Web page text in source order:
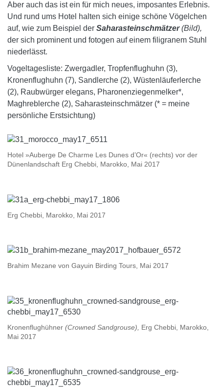
Aber auch das ist ein für mich neues, imposantes Erlebnis.
Und rund ums Hotel halten sich einige schöne Vögelchen
auf, wie zum Beispiel der Saharasteinschmätzer(Bild),
der sich prominent und fotogen auf einem filigranem Stuhl
niederlässt.
Vogeltagesliste: Zwergadler, Tropfenflughuhn (3),
Kronenflughuhn (7), Sandlerche (2), Wüstenläuferlerche
(2), Raubwürger elegans, Pharonenziegenmelker*,
Maghreblerche (2), Saharasteinschmätzer (* = meine
persönliche Erstsichtung)
Hotel »Auberge De Charme Les Dunes d’Or« (rechts) vor der
Dünenlandschaft Erg Chebbi, Marokko, Mai 2017
Erg Chebbi, Marokko, Mai 2017
Brahim Mezane von Gayuin Birding Tours, Mai 2017
Kronenflughühner (Crowned Sandgrouse),
Erg Chebbi, Marokko,
Mai 2017